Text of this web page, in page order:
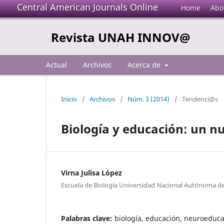
Central American Journals Online Home
Revista UNAH INNOV@
Actual Archivos Acerca de
Inicio / Archivos / Núm. 3 (2014) / Tendenci@s
Biología y educación: un
Virna Julisa López
Escuela de Biología Universidad Nacional Autónoma
Palabras clave: biología, educación,